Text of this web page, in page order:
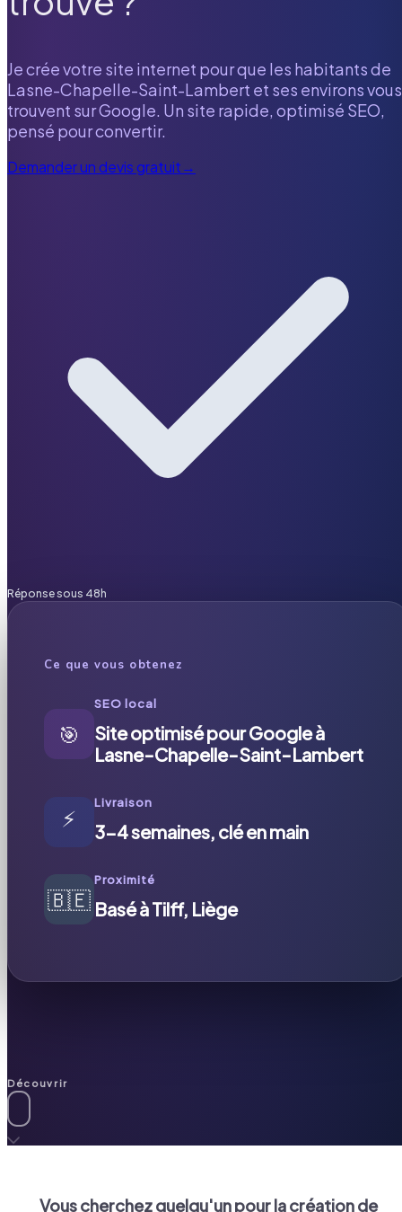
Je crée votre site internet pour que les habitants de
Lasne-Chapelle-Saint-Lambert et ses environs vous
trouvent sur Google. Un site rapide, optimisé SEO,
pensé pour convertir.
Demander un devis gratuit→
Réponse sous 48h
Ce que vous obtenez
🎯
SEO local
Site optimisé pour Google à
Lasne-Chapelle-Saint-Lambert
⚡
Livraison
3-4 semaines, clé en main
🇧🇪
Proximité
Basé à Tilff, Liège
Découvrir
Vous cherchez quelqu'un pour la création de